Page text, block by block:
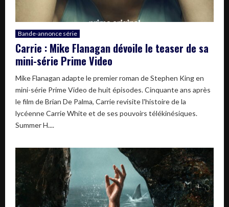
Bande-annonce série
Carrie : Mike Flanagan dévoile le teaser de sa
mini-série Prime Video
Mike Flanagan adapte le premier roman de Stephen King en
mini-série Prime Video de huit épisodes. Cinquante ans après
le film de Brian De Palma, Carrie revisite l'histoire de la
lycéenne Carrie White et de ses pouvoirs télékinésiques.
Summer H....